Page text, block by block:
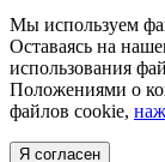
Мы используем
Оставаясь на
использования
Положениями о
файлов cookie,
Я согласен